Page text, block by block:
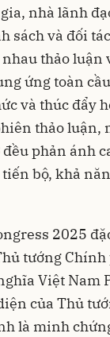
nhà lãnh
sách và đối
thảo luận
ứng toàn
và thúc đẩy
thảo luận,
đều phản ánh
bộ, khả
2025
tướng
Việt Nam
của Thủ
là minh